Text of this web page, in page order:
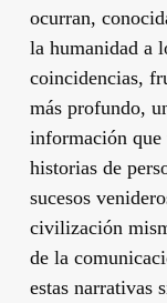
ocurran,
la humanidad a
coincidencias,
más profundo,
información que
historias de
sucesos
civilización
de la
estas narrativas